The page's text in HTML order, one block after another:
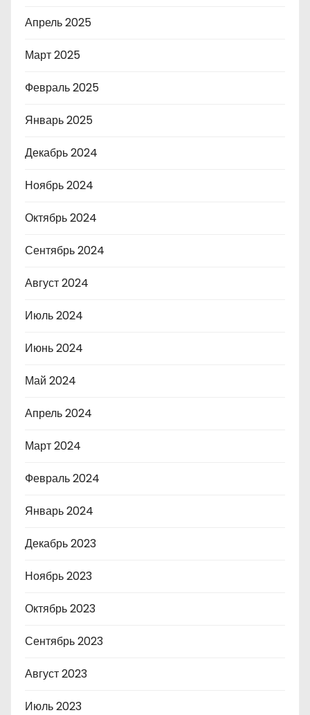
Апрель 2025
Март 2025
Февраль 2025
Январь 2025
Декабрь 2024
Ноябрь 2024
Октябрь 2024
Сентябрь 2024
Август 2024
Июль 2024
Июнь 2024
Май 2024
Апрель 2024
Март 2024
Февраль 2024
Январь 2024
Декабрь 2023
Ноябрь 2023
Октябрь 2023
Сентябрь 2023
Август 2023
Июль 2023